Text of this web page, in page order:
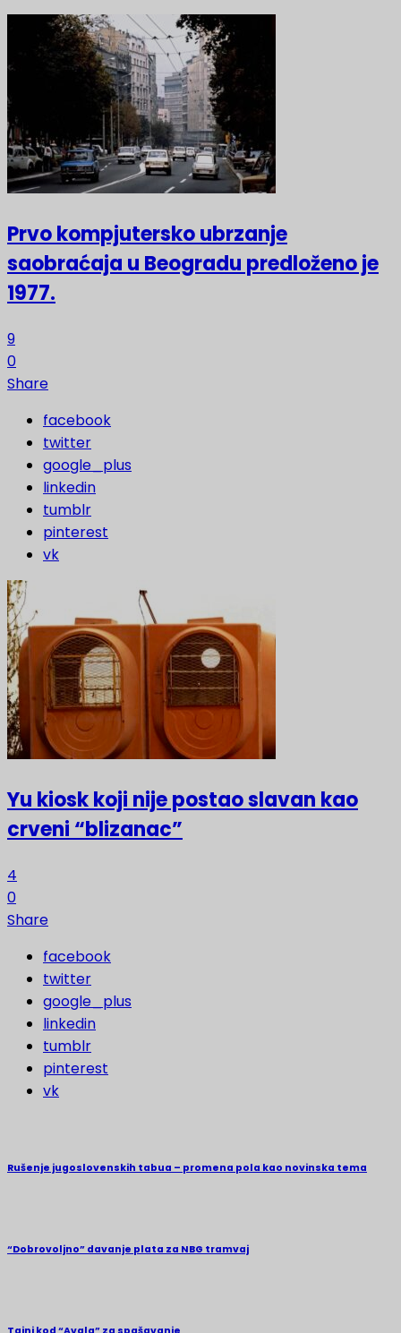
Prvo kompjutersko ubrzanje
saobraćaja u Beogradu predloženo je
1977.
9
0
Share
facebook
twitter
google_plus
linkedin
tumblr
pinterest
vk
Yu kiosk koji nije postao slavan kao
crveni “blizanac”
4
0
Share
facebook
twitter
google_plus
linkedin
tumblr
pinterest
vk
Rušenje jugoslovenskih tabua – promena pola kao novinska tema
“Dobrovoljno” davanje plata za NBG tramvaj